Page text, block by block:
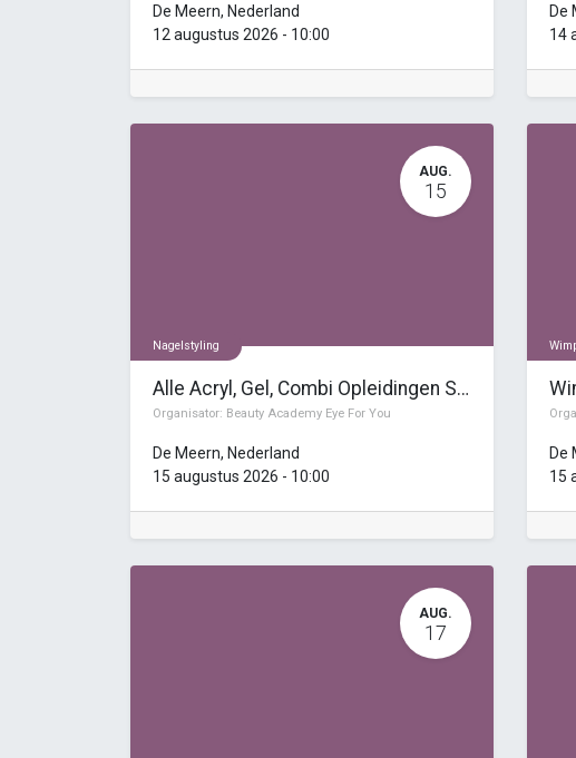
De Meern, Nederland
12 augustus 2026 - 10:00
De
14
AUG.
15
Nagelstyling
Alle Acryl, Gel, Combi Opleidingen Startdag
Organisator: Beauty Academy Eye For You
De Meern, Nederland
15 augustus 2026 - 10:00
De
15
AUG.
17